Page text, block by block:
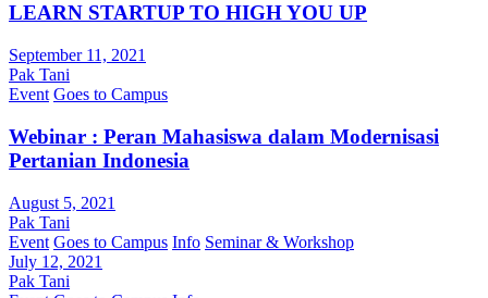
LEARN STARTUP TO HIGH YOU UP
September 11, 2021
Pak Tani
Event Goes to Campus
Webinar : Peran Mahasiswa dalam Modernisasi
Pertanian Indonesia
August 5, 2021
Pak Tani
Event Goes to Campus Info Seminar & Workshop
July 12, 2021
Pak Tani